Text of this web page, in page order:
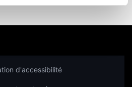
d'accessibilité